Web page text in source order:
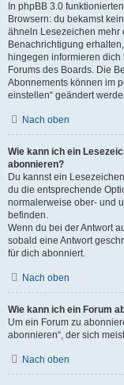
In phpBB 3.0
Browsern: du bekamst
ähneln Lesezeichen mehr
Benachrichtigung
hingegen informieren
Forums des Boards. Die
Abonnements können im
einstellen“ geändert
Nach oben
Wie kann ich ein
abonnieren?
Du kannst ein
du die entsprechende
normalerweise ober- und
befinden.
Wenn du bei der Antwort
sobald eine Antwort
für dich abonniert.
Nach oben
Wie kann ich ein Forum
Um ein Forum zu
abonnieren“, der sich
Nach oben